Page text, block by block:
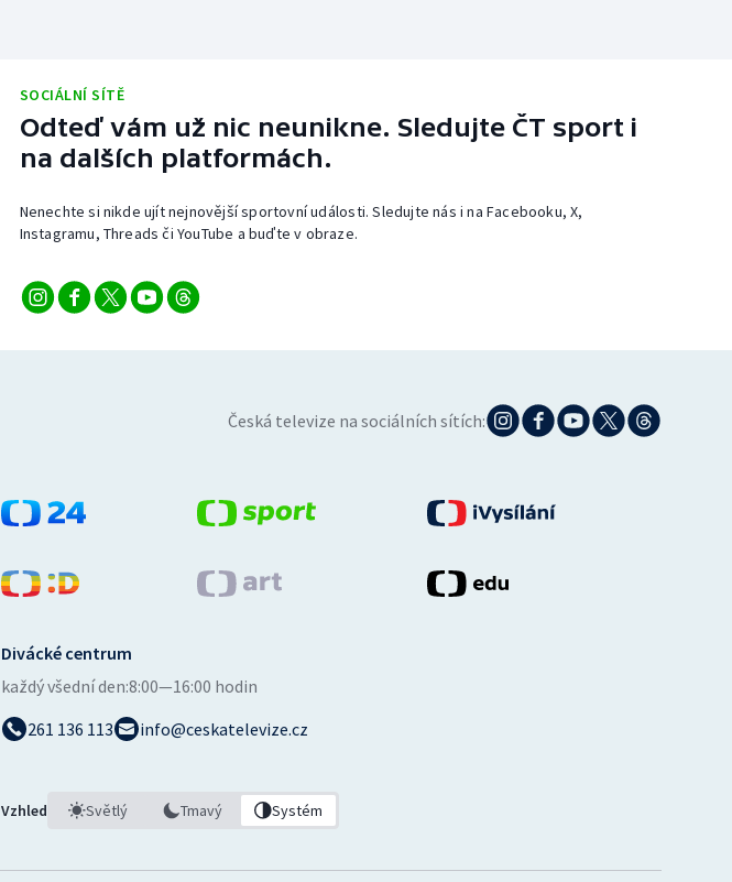
SOCIÁLNÍ SÍTĚ
Odteď vám už nic neunikne. Sledujte ČT sport i
na dalších platformách.
Nenechte si nikde ujít nejnovější sportovní události. Sledujte nás i na Facebooku, X,
Instagramu, Threads či YouTube a buďte v obraze.
Česká televize na sociálních sítích:
Divácké centrum
každý všední den:8:00—16:00 hodin
261 136 113
info@ceskatelevize.cz
Vzhled Světlý Tmavý Systém